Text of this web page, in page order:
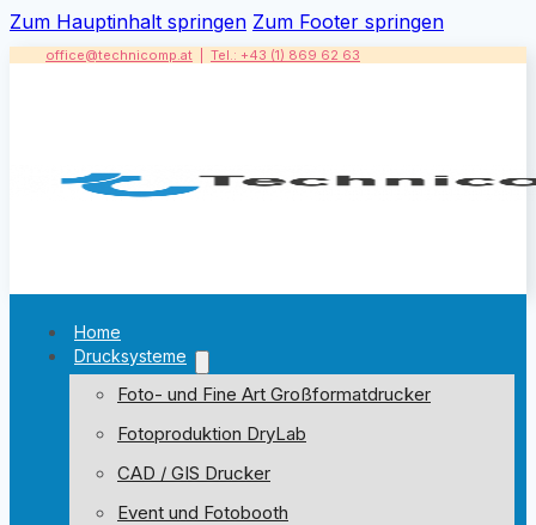
Zum Hauptinhalt springen Zum Footer springen
office@technicomp.at Tel.: +43 (1) 869 62 63
Home
Drucksysteme
Foto- und Fine Art Großformatdrucker
Fotoproduktion DryLab
CAD / GIS Drucker
Event und Fotobooth